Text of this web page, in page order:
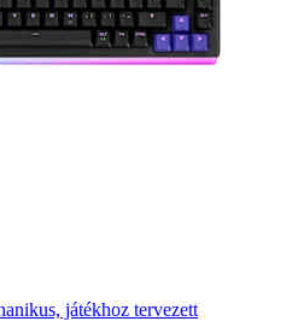
játékhoz tervezett